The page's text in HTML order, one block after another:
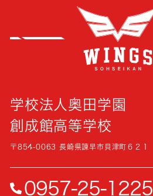
学校法人奥田学園
創成館高等学校
〒854-0063 長崎県諫早市貝津町６２１
0957-25-1225